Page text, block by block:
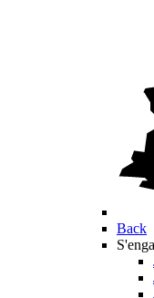
Back